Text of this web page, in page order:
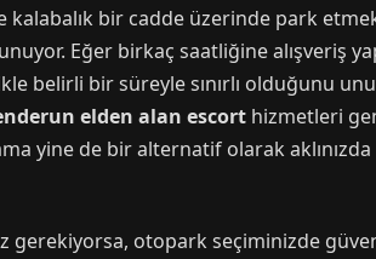
kalabalık bir cadde üzerinde park
Eğer birkaç saatliğine alışveriş
belirli bir süreyle sınırlı olduğunu
elden alan escort hizmetleri
yine de bir alternatif olarak
gerekiyorsa, otopark seçiminizde